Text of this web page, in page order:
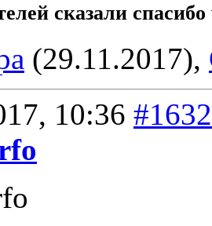
сказали
(29.11.2017),
10:36 #1632